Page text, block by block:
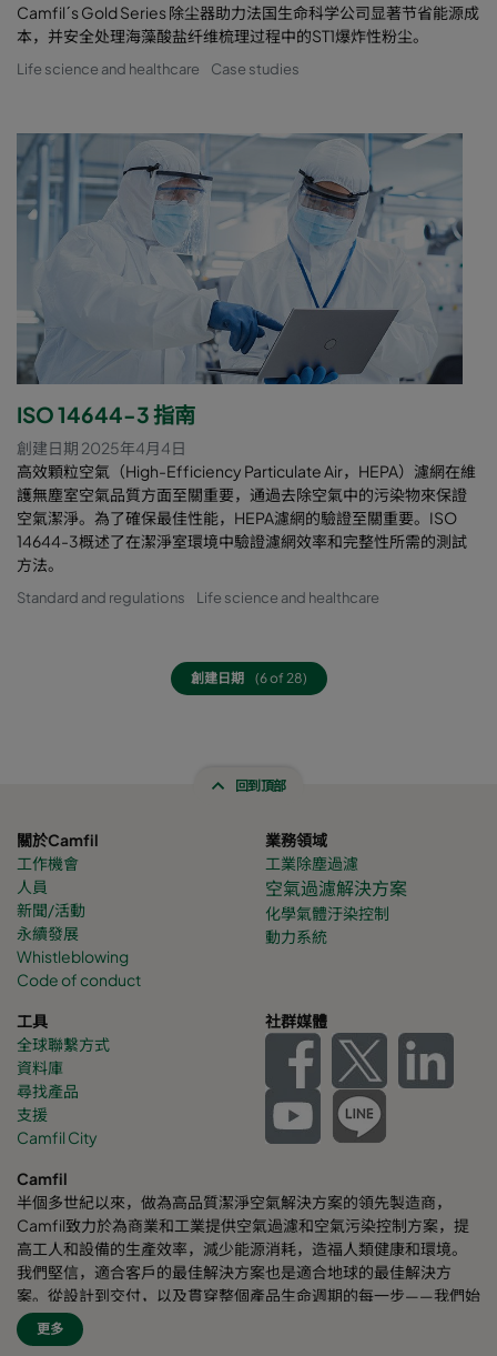
Camfil´s Gold Series 除尘器助力法国生命科学公司显著节省能源成
本，并安全处理海藻酸盐纤维梳理过程中的ST1爆炸性粉尘。
Life science and healthcare Case studies
ISO 14644-3 指南
創建日期 2025年4月4日
高效顆粒空氣（High-Efficiency Particulate Air，HEPA）濾網在維
護無塵室空氣品質方面至關重要，通過去除空氣中的污染物來保證
空氣潔淨。為了確保最佳性能，HEPA濾網的驗證至關重要。ISO
14644-3概述了在潔淨室環境中驗證濾網效率和完整性所需的測試
方法。
Standard and regulations Life science and healthcare
創建日期 (6 of 28)
回到頂部
關於Camfil
工作機會
人員
新聞/活動
永續發展
Whistleblowing
Code of conduct
業務領域
工業除塵過濾
空氣過濾解決方案
化學氣體汙染控制
動力系統
工具
全球聯繫方式
資料庫
尋找產品
支援
Camfil City
社群媒體
Camfil
半個多世紀以來，做為高品質潔淨空氣解決方案的領先製造商，
Camfil致力於為商業和工業提供空氣過濾和空氣污染控制方案，提
高工人和設備的生產效率，減少能源消耗，造福人類健康和環境。
我們堅信，適合客戶的最佳解決方案也是適合地球的最佳解決方
案。從設計到交付，以及貫穿整個產品生命週期的每一步——我們始
終考慮我們的事業對周圍員工乃至對整個世界的影響。我們採用全
新的問題解決方案、創新的設計、精準的工藝控制，高度重視客
更多